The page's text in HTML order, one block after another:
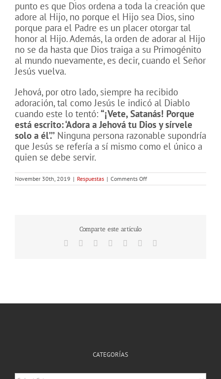
punto es que Dios ordena a toda la creación que
adore al Hijo, no porque el Hijo sea Dios, sino
porque para el Padre es un placer otorgar tal
honor al Hijo. Además, la orden de adorar al Hijo
no se da hasta que Dios traiga a su Primogénito
al mundo nuevamente, es decir, cuando el Señor
Jesús vuelva.
Jehová, por otro lado, siempre ha recibido
adoración, tal como Jesús le indicó al Diablo
cuando este lo tentó: “¡Vete, Satanás! Porque
está escrito: ‘Adora a Jehová tu Dios y sírvele
solo a él’.’’ Ninguna persona razonable supondría
que Jesús se refería a sí mismo como el único a
quien se debe servir.
November 30th, 2019 | Respuestas | Comments Offon
¿SE
ERA
DIOS?
Comparte este artículo
Facebook Reddit TumblrPinterest
CATEGORÍAS
Categorías